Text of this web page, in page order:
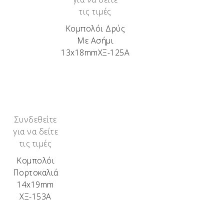
τις τιμές
Κομπολόι Δρύς
Με Ασήμι
13x18mmΧΞ-125Α
Συνδεθείτε
για να δείτε
τις τιμές
Κομπολόι
Πορτοκαλιά
14x19mm
ΧΞ-153Α